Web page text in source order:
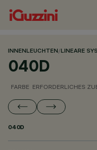
INNENLEUCHTEN/LINEARE
040D
FARBE ERFORDERLICHES
040D